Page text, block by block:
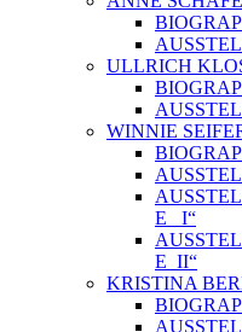
ULLRICH
WINNIE
E_ I“
E_II“
KRISTINA